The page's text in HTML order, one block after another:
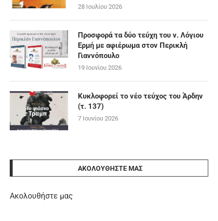
28 Ιουλίου 2026
Προσφορά τα δύο τεύχη του ν. Λόγιου
Ερμή με αφιέρωμα στον Περικλή
Γιαννόπουλο
19 Ιουνίου 2026
Κυκλοφορεί το νέο τεύχος του Άρδην
(τ. 137)
7 Ιουνίου 2026
ΑΚΟΛΟΥΘΉΣΤΕ ΜΑΣ
Ακολουθήστε μας